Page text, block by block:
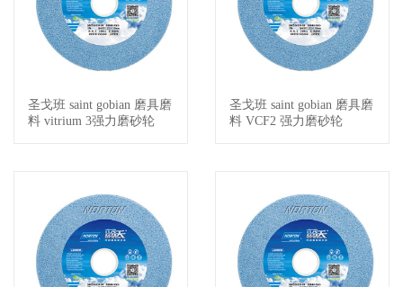
查看详情
圣戈班 saint gobian 磨具磨
料 vitrium 3强力磨砂轮
查看详情
圣戈班 saint gobian 磨具磨
料 VCF2 强力磨砂轮